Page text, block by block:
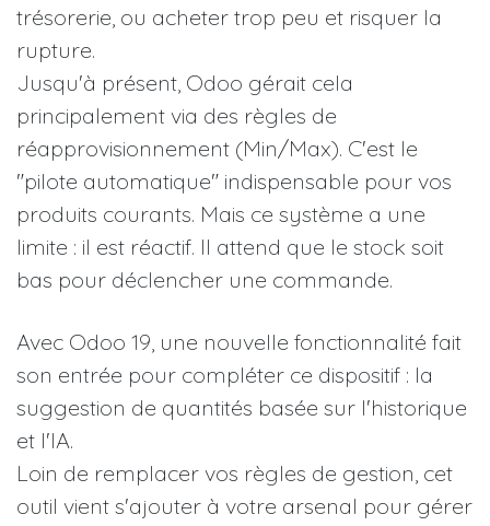
trésorerie, ou acheter trop peu et risquer la
rupture.
Jusqu'à présent, Odoo gérait cela
principalement via des règles de
réapprovisionnement (Min/Max). C'est le
"pilote automatique" indispensable pour vos
produits courants. Mais ce système a une
limite : il est réactif. Il attend que le stock soit
bas pour déclencher une commande.
Avec Odoo 19, une nouvelle fonctionnalité fait
son entrée pour compléter ce dispositif : la
suggestion de quantités basée sur l'historique
et l'IA.
Loin de remplacer vos règles de gestion, cet
outil vient s'ajouter à votre arsenal pour gérer